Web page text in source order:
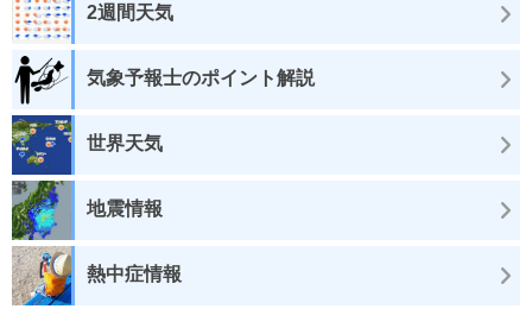
2週間天気
気象予報士のポイント解説
世界天気
地震情報
熱中症情報